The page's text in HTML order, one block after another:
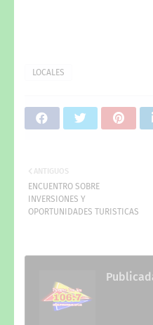
LOCALES
ANTIGUOS
ENCUENTRO SOBRE
INVERSIONES Y
OPORTUNIDADES TURISTICAS